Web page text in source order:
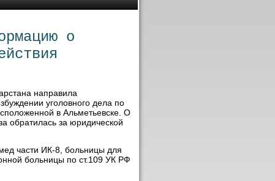
о
направила
уголοвного дела по
в Альметьевске. О
обратилась за юридической
части ИК-8, больницы для
больницы по ст.109 УК РФ